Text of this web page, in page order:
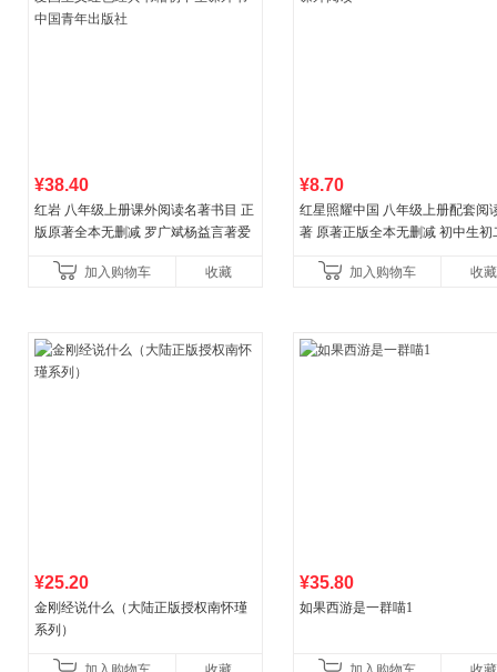
¥38.40
红岩 八年级上册课外阅读名著书目 正
版原著全本无删减 罗广斌杨益言著爱
国青年出版社加入购物车 收藏
¥8.70
红星照耀中国 八年级上册配套阅
著 原著正版全本无删减 初中生初
加入购物车
收藏
¥25.20
金刚经说什么（大陆正版授权南怀瑾
系列）
¥35.80
如果西游是一群喵1